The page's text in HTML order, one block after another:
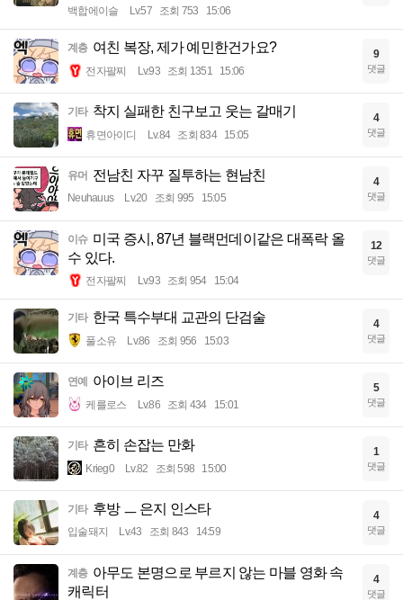
백합에이슬 Lv.57 조회 753 15:06
계층 여친 복장, 제가 예민한건가요?
전자팔찌 Lv.93 조회 1351 15:06
9
댓글
기타 착지 실패한 친구보고 웃는 갈매기
휴면아이디 Lv.84 조회 834 15:05
4
댓글
유머 전남친 자꾸 질투하는 현남친
Neuhauus Lv.20 조회 995 15:05
4
댓글
이슈 미국 증시, 87년 블랙먼데이같은 대폭락 올
수 있다.
전자팔찌 Lv.93 조회 954 15:04
12
댓글
기타 한국 특수부대 교관의 단검술
풀소유 Lv.86 조회 956 15:03
4
댓글
연예 아이브 리즈
케를로스 Lv.86 조회 434 15:01
5
댓글
기타 흔히 손잡는 만화
Krieg0 Lv.82 조회 598 15:00
1
댓글
기타 후방 ㅡ 은지 인스타
입술돼지 Lv.43 조회 843 14:59
4
댓글
계층 아무도 본명으로 부르지 않는 마블 영화 속
캐릭터
4
댓글